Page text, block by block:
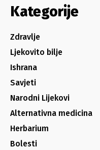
Kategorije
Zdravlje
Ljekovito bilje
Ishrana
Savjeti
Narodni Lijekovi
Alternativna medicina
Herbarium
Bolesti